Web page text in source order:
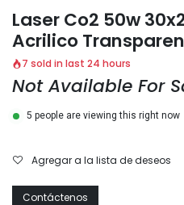
Laser Co2 50w
Acrilico
7 sold in last 24 hours
Not Available For
5 people are viewing this right now
Agregar a la lista de deseos
Contáctenos